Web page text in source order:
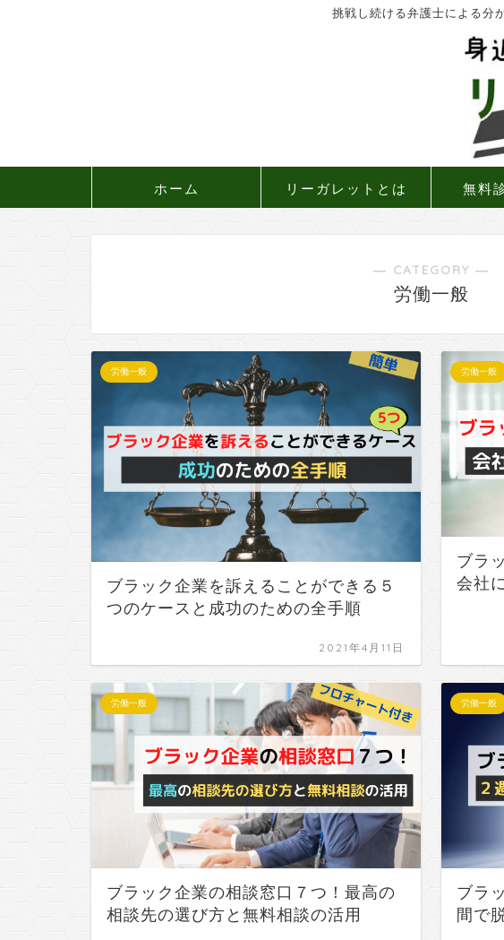
挑戦し続ける弁護士による分
ホーム リーガレットとは 無料
― CATEGORY ―
労働一般
労働一般
ブラック企業を訴えることができる５
つのケースと成功のための全手順
2021年4月11日
労働一般
ブラ
会社
労働一般
ブラック企業の相談窓口７つ！最高の
相談先の選び方と無料相談の活用
労働一般
ブラ
間で